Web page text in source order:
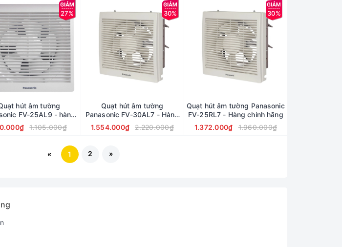
27%
hút âm tường
FV-25AL9 - hàng
nhập khẩu1.105.000₫
30%
Quạt hút âm tường
Panasonic FV-30AL7 - Hàng
Chính Hãng
1.554.000₫ 2.220.000₫
30%
Quạt hút âm tường Panasonic
FV-25RL7 - Hàng chính hãng
1.372.000₫
1.960.000₫
« 1 2 »